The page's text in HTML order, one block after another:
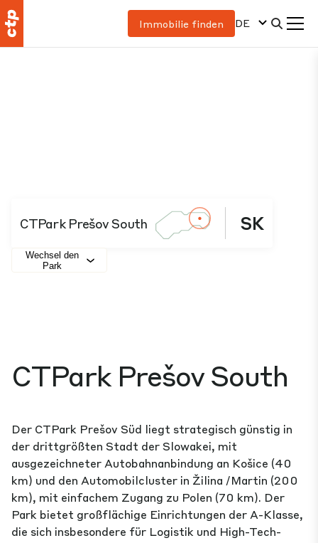
Immobilie finden DE
CTPark Prešov South SK
Wechsel den
Park
CTPark Prešov South
Der CTPark Prešov Süd liegt strategisch günstig in
der drittgrößten Stadt der Slowakei, mit
ausgezeichneter Autobahnanbindung an Košice (40
km) und den Automobilcluster in Žilina /Martin (200
km), mit einfachem Zugang zu Polen (70 km). Der
Park bietet großflächige Einrichtungen der A-Klasse,
die sich insbesondere für Logistik und High-Tech-